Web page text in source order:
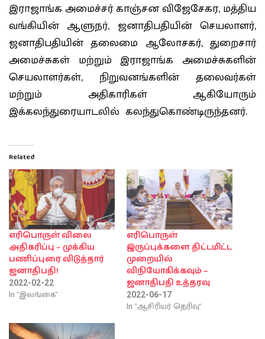
இராஜாங்க அமைச்சர் காஞ்சன விஜேசேகர, மத்திய
வங்கியின் ஆளுநர், ஜனாதிபதியின் செயலாளர்,
ஜனாதிபதியின் தலைமை ஆலோசகர், துறைசார்
அமைச்சுகள் மற்றும் இராஜாங்க அமைச்சுகளின்
செயலாளர்கள், நிறுவனங்களின் தலைவர்கள்
மற்றும் அதிகாரிகள் ஆகியோரும்
இக்கலந்துரையாடலில் கலந்துகொண்டிருந்தனர்.
Related
எரிபொருள் விலை
அதிகரிப்பு – முக்கிய
பணிப்புரை விடுத்தார்
ஜனாதிபதி!
2022-02-22
In "இலங்கை"
எரிபொருள்
இருப்புக்களை திட்டமிட்ட
முறையில்
விநியோகிக்கவும் –
ஜனாதிபதி உத்தரவு
2022-06-17
In "ஆசிரியர் தெரிவு"